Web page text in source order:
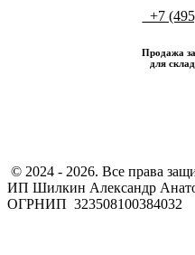
+7
Продажа
для
© 2024 - 2026. Все права
ИП Шилкин Александр
ОГРНИП 323508100384032